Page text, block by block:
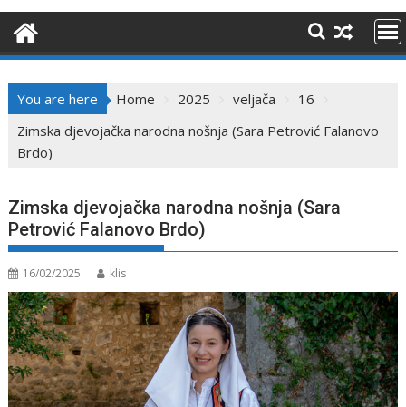
You are here Home 2025 veljača
16
Zimska djevojačka narodna nošnja (Sara Petrović Falanovo
Brdo)
Zimska djevojačka narodna nošnja (Sara
Petrović Falanovo Brdo)
16/02/2025 klis